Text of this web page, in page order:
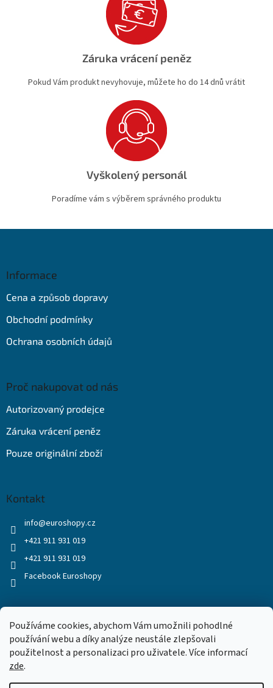
Používáme cookies, abychom Vám umožnili pohodlné
používání webu a díky analýze neustále zlepšovali
použitelnost a personalizaci pro uživatele. Více informací
zde.
Záruka vrácení peněz
Pokud Vám produkt nevyhovuje, můžete ho do 14 dnů vrátit
Vyškolený personál
Poradíme vám s výběrem správného produktu
Informace
Cena a způsob dopravy
Obchodní podmínky
Ochrana osobních údajů
Proč nakupovat od nás
Autorizovaný prodejce
Záruka vrácení peněz
Pouze originální zboží
Kontakt
info@euroshopy.cz
+421 911 931 019
+421 911 931 019
Facebook Euroshopy